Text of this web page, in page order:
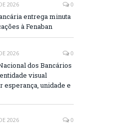
2026 0
entrega minuta
à Fenaban
2026 0
dos Bancários
visual
esperança, unidade e
2026 0